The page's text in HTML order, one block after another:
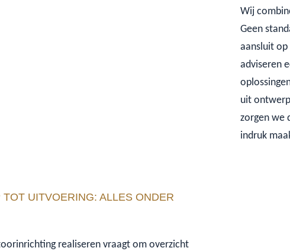
Wij
Geen
aansluit
adviseren
uit
zorgen we
indruk
UITVOERING: ALLES ONDER
realiseren vraagt om overzicht